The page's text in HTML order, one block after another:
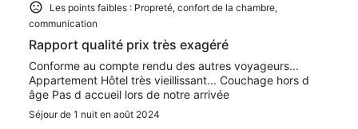
Les points faibles : Propreté, confort de la chambre,
communication
Rapport qualité prix très exagéré
Conforme au compte rendu des autres voyageurs...
Appartement Hôtel très vieillissant... Couchage hors d
âge Pas d accueil lors de notre arrivée
Séjour de 1 nuit en août 2024